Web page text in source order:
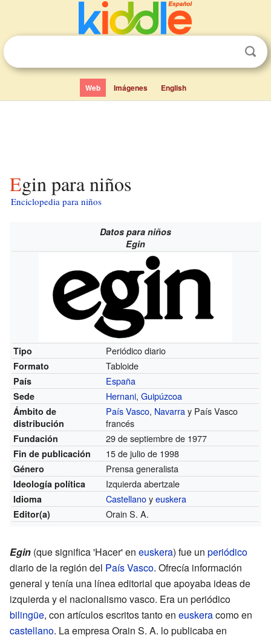
Web Imágenes English
Egin para niños
Enciclopedia para niños
Datos para niños
Egin
Tipo Periódico diario
Formato Tabloide
País España
Sede Hernani,Guipúzcoa
Ámbito de
distribución
País Vasco, Navarray País Vasco
francés
Fundación 29 de septiembre de 1977
Fin de publicación 15 de julio de 1998
Género Prensa generalista
Ideología política Izquierda abertzale
Idioma Castellanoyeuskera
Editor(a) Orain S. A.
Egin (que significa 'Hacer' en euskera) fue un periódico
diario de la región del País Vasco. Ofrecía información
general y tenía una línea editorial que apoyaba ideas de
izquierda y el nacionalismo vasco. Era un periódico
bilingüe, con artículos escritos tanto en euskeracomo en
castellano. La empresa Orain S. A. lo publicaba en